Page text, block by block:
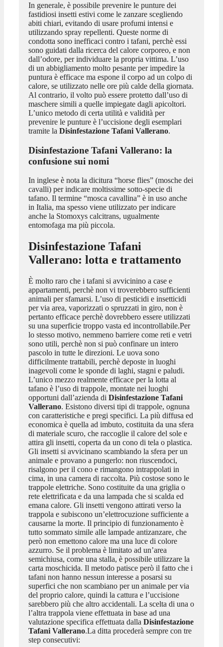
In generale, è possibile prevenire le punture dei
fastidiosi insetti estivi come le zanzare scegliendo
abiti chiari, evitando di usare profumi intensi e
utilizzando spray repellenti. Queste norme di
condotta sono inefficaci contro i tafani, perchè essi
sono guidati dalla ricerca del calore corporeo, e non
dall’odore, per individuare la propria vittima. L’uso
di un abbigliamento molto pesante per impedire la
puntura è efficace ma espone il corpo ad un colpo di
calore, se utilizzato nelle ore più calde della giornata.
Al contrario, il volto può essere protetto dall’uso di
maschere simili a quelle impiegate dagli apicoltori.
L’unico metodo di certa utilità e validità per
prevenire le punture è l’uccisione degli esemplari
tramite la Disinfestazione Tafani Vallerano.
Disinfestazione Tafani Vallerano: la
confusione sui nomi
In inglese è nota la dicitura “horse flies” (mosche dei
cavalli) per indicare moltissime sotto-specie di
tafano. Il termine “mosca cavallina” è in uso anche
in Italia, ma spesso viene utilizzato per indicare
anche la Stomoxys calcitrans, ugualmente
entomofaga ma più piccola.
Disinfestazione Tafani
Vallerano: lotta e trattamento
È molto raro che i tafani si avvicinino a case e
appartamenti, perchè non vi troverebbero sufficienti
animali per sfamarsi. L’uso di pesticidi e insetticidi
per via area, vaporizzati o spruzzati in giro, non è
pertanto efficace perchè dovrebbero essere utilizzati
su una superficie troppo vasta ed incontrollabile.Per
lo stesso motivo, nemmeno barriere come reti e vetri
sono utili, perchè non si può confinare un intero
pascolo in tutte le direzioni. Le uova sono
difficilmente trattabili, perchè deposte in luoghi
inagevoli come le sponde di laghi, stagni e paludi.
L’unico mezzo realmente efficace per la lotta al
tafano è l’uso di trappole, montate nei luoghi
opportuni dall’azienda di Disinfestazione Tafani
Vallerano. Esistono diversi tipi di trappole, ognuna
con caratteristiche e pregi specifici. La più diffusa ed
economica è quella ad imbuto, costituita da una sfera
di materiale scuro, che raccoglie il calore del sole e
attira gli insetti, coperta da un cono di tela o plastica.
Gli insetti si avvicinano scambiando la sfera per un
animale e provano a pungerlo: non riuscendoci,
risalgono per il cono e rimangono intrappolati in
cima, in una camera di raccolta. Più costose sono le
trappole elettriche. Sono costituite da una griglia o
rete elettrificata e da una lampada che si scalda ed
emana calore. Gli insetti vengono attirati verso la
trappola e subiscono un’elettrocuzione sufficiente a
causarne la morte. Il principio di funzionamento è
tutto sommato simile alle lampade antizanzare, che
però non emettono calore ma una luce di colore
azzurro. Se il problema è limitato ad un’area
semichiusa, come una stalla, è possibile utilizzare la
carta moschicida. Il metodo patisce però il fatto che i
tafani non hanno nessun interesse a posarsi su
superfici che non scambiano per un animale per via
del proprio calore, quindi la cattura e l’uccisione
sarebbero più che altro accidentali. La scelta di una o
l’altra trappola viene effettuata in base ad una
valutazione specifica effettuata dalla Disinfestazione
Tafani Vallerano.La ditta procederà sempre con tre
step consecutivi: